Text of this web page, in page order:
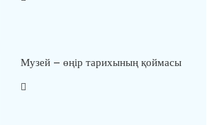
Музей – өңір тарихының қоймасы